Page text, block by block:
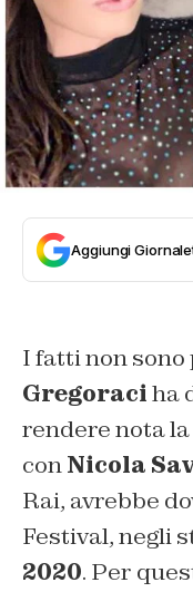
Aggiungi
I fatti non
Gregoraciha
rendere nota
conNicola
Rai, avrebbe
Festival, negli
2020. Per